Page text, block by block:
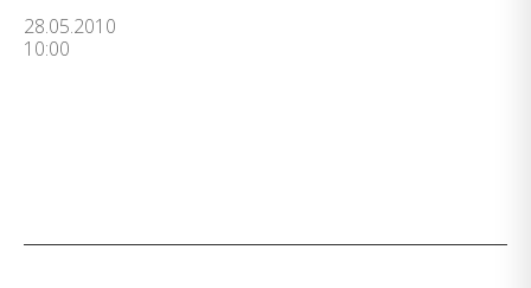
28.05.2010
10:00